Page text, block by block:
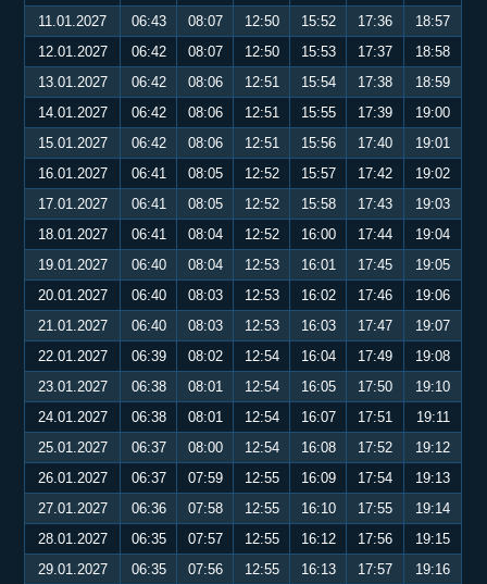
11.01.2027
06:43 08:07 12:50 15:52 17:36
18:57
12.01.2027
06:42 08:07 12:50 15:53 17:37
18:58
13.01.2027
06:42 08:06 12:51 15:54 17:38
18:59
14.01.2027
06:42 08:06 12:51 15:55 17:39
19:00
15.01.2027
06:42 08:06 12:51 15:56 17:40
19:01
16.01.2027
06:41 08:05 12:52 15:57 17:42
19:02
17.01.2027
06:41 08:05 12:52 15:58 17:43
19:03
18.01.2027
06:41 08:04 12:52 16:00 17:44
19:04
19.01.2027
06:40 08:04 12:53 16:01 17:45
19:05
20.01.2027
06:40 08:03 12:53 16:02 17:46
19:06
21.01.2027
06:40 08:03 12:53 16:03 17:47
19:07
22.01.2027
06:39 08:02 12:54 16:04 17:49
19:08
23.01.2027
06:38 08:01 12:54 16:05 17:50
19:10
24.01.2027
06:38 08:01 12:54 16:07 17:51
19:11
25.01.2027
06:37 08:00 12:54 16:08 17:52
19:12
26.01.2027
06:37 07:59 12:55 16:09 17:54
19:13
27.01.2027
06:36 07:58 12:55 16:10 17:55
19:14
28.01.2027
06:35 07:57 12:55 16:12 17:56
19:15
29.01.2027
06:35 07:56 12:55 16:13 17:57
19:16